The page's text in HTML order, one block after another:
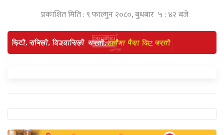
प्रकाशित मिति : ९ फाल्गुन २०८०, बुधबार ५ : ४२ बजे